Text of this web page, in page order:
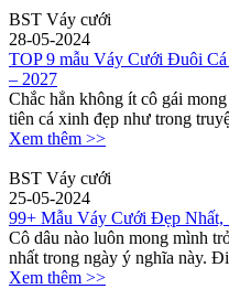
BST Váy cưới
28-05-2024
TOP 9 mẫu Váy Cưới Đuôi
– 2027
Chắc hẳn không ít cô gái
tiên cá xinh đẹp như trong
Xem thêm >>
BST Váy cưới
25-05-2024
99+ Mẫu Váy Cưới Đẹp Nhất,
Cô dâu nào luôn mong mình
nhất trong ngày ý nghĩa này.
Xem thêm >>